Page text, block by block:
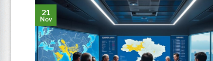
21
Nov